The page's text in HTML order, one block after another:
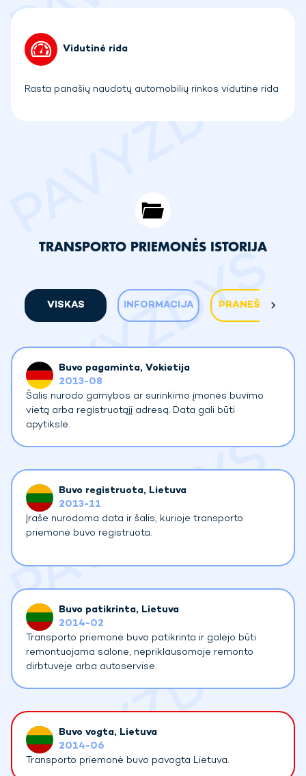
Vidutinė rida
Rasta panašių naudotų automobilių rinkos vidutinė rida
TRANSPORTO PRIEMONĖS ISTORIJA
VISKAS INFORMACIJA PRANEŠIMAS
Buvo pagaminta, Vokietija
2013-08
Šalis nurodo gamybos ar surinkimo įmonės buvimo
vietą arba registruotąjį adresą. Data gali būti
apytikslė.
Buvo registruota, Lietuva
2013-11
Įraše nurodoma data ir šalis, kurioje transporto
priemonė buvo registruota.
Buvo patikrinta, Lietuva
2014-02
Transporto priemonė buvo patikrinta ir galėjo būti
remontuojama salone, nepriklausomoje remonto
dirbtuvėje arba autoservise.
Buvo vogta, Lietuva
2014-06
Transporto priemonė buvo pavogta Lietuva.